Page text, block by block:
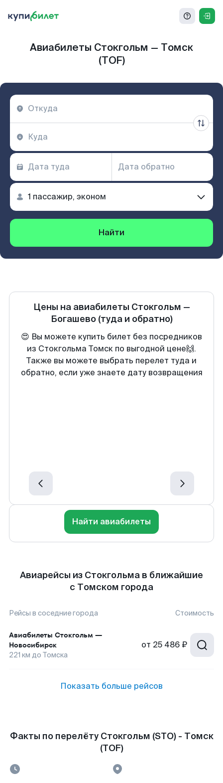
Авиабилеты Стокгольм — Томск
(TOF)
Найти
Цены на авиабилеты Стокгольм —
Богашево (туда и обратно)
😍 Вы можете купить билет без посредников
из Стокгольма Томск по выгодной цене🙌.
Также вы можете выбрать перелет туда и
обратно, если уже знаете дату возвращения
Найти авиабилеты
Авиарейсы из Стокгольма в ближайшие
с Томском города
Рейсы в соседние города Стоимость
Авиабилеты Стокгольм —
Новосибирск
221 км до Томска
от 25 486 ₽
Показать больше рейсов
Факты по перелёту Стокгольм (STO) - Томск
(TOF)